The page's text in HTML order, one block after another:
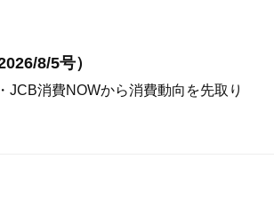
8/5号）
JCB消費NOWから消費動向を先取り